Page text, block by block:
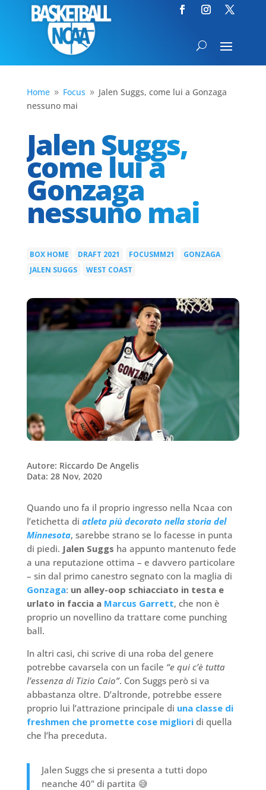
Home 9 Focus 9 Jalen Suggs, come lui a Gonzaga
nessuno mai
Jalen Suggs,
come lui a
Gonzaga
nessuno mai
BOX HOME DRAFT 2021 FOCUSMM21 GONZAGA
JALEN SUGGS WEST COAST
Autore: Riccardo De Angelis
Data: 28 Nov, 2020
Quando uno fa il proprio ingresso nella Ncaa con
l’etichetta di atleta più decorato nella storia del
Minnesota, sarebbe strano se lo facesse in punta
di piedi. Jalen Suggs ha appunto mantenuto fede
a una reputazione ottima – e davvero particolare
– sin dal primo canestro segnato con la maglia di
Gonzaga: un alley-oop schiacciato in testa e
urlato in faccia a Marcus Garrett, che non è
proprio un novellino da trattare come punching
ball.
In altri casi, chi scrive di una roba del genere
potrebbe cavarsela con un facile “e qui c’è tutta
l’essenza di Tizio Caio”. Con Suggs però si va
abbastanza oltre. D’altronde, potrebbe essere
proprio lui l’attrazione principale di una classe di
freshmen che promette cose miglioridi quella
che l’ha preceduta.
Jalen Suggs che si presenta a tutti dopo
neanche 40" di partita 😅